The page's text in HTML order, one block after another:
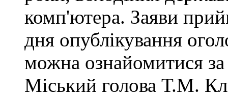
комп'ютера. Заяви
дня опублікування
можна ознайомитися
Міський голова Т.М.